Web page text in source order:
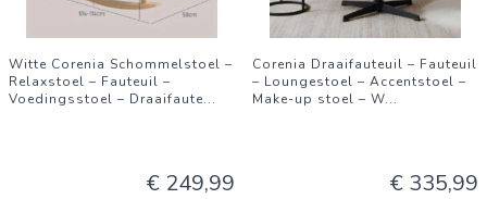
Witte Corenia Schommelstoel –
Relaxstoel – Fauteuil –
Voedingsstoel – Draaifaute...
€ 249,99
Corenia Draaifauteuil – Fauteuil
– Loungestoel – Accentstoel –
Make-up stoel – W...
€ 335,99